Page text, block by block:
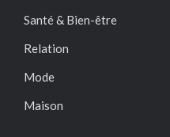
Santé & Bien-être
Relation
Mode
Maison